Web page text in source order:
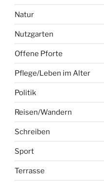
Natur
Nutzgarten
Offene Pforte
Pflege/Leben im Alter
Politik
Reisen/Wandern
Schreiben
Sport
Terrasse